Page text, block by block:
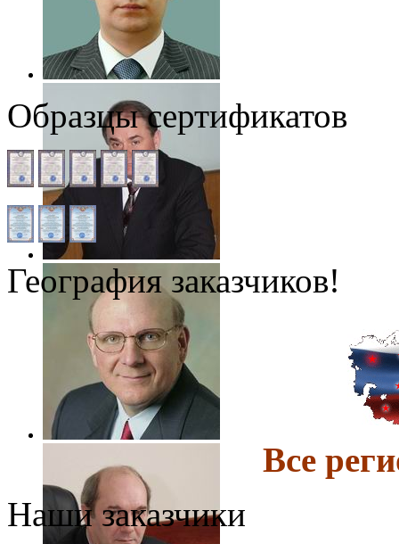
Образцы сертификатов
География заказчиков!
Все
Наши заказчики